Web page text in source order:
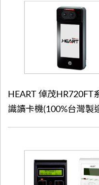
HEART 倬茂HR720FT
識讀卡機(100%台灣製